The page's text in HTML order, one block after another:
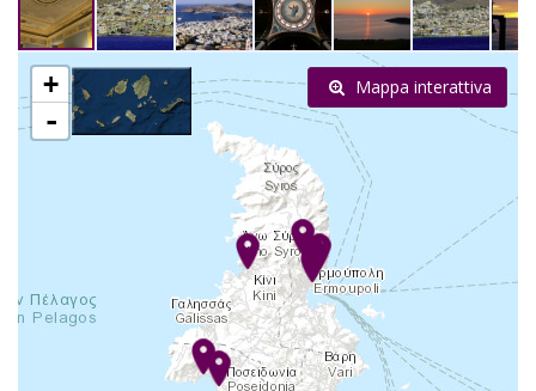
+
-
Mappa interattiva